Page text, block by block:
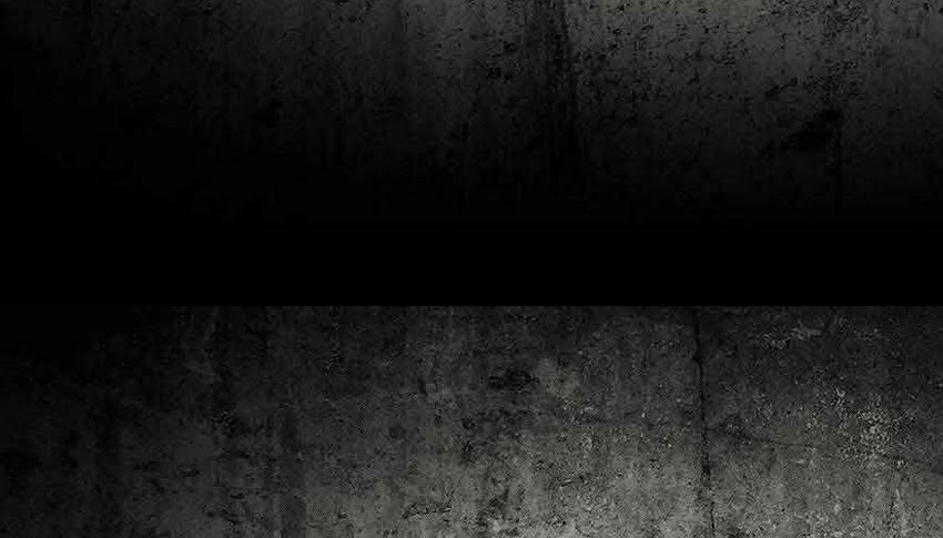
24
El compromís de Joan Junceda: ‘Somnis entre la boira’ de
Lluís Recasens i Àngel Marí
Nascut a Barcelona l’any 1881 i mort a Blanes el 1948, Joan Junceda és
un dels noms més destacats entre els dibuixants, il·lustradors i caricaturistes
catalans d’aquesta època. Tot i començar sense cap tipus de formació, ben
aviat s’integrà dins la redacció del setmanari Cu-Cut!, participant activament en
Abans de tancar el 2024, arriba l'hora de presentar les lectures del
primer trimestre del 2025 del club de lectura de còmics de la Biblioteca
Pública de Tarragona, gratuït i virtual. El menú, ben variat: un personatge
clàssic, l'adaptació d'una novel·la molt coneguda (i llegida) i una novetat molt
impactant. Aquí en teniu els detalls!
Gener
Corto Maltés.
OCT